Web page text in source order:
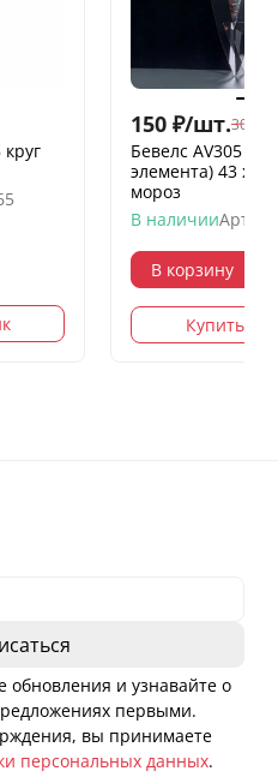
150 ₽/шт.300
Бевелс AV305
элемента) 43 х
мороз
В наличии
В корзину
Купить в
и узнавайте о
первыми.
вы принимаете
персональных данных.